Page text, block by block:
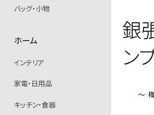
バッグ・小物
ホーム
インテリア
家電・日用品
キッチン・食器
銀
ン
〜 梅